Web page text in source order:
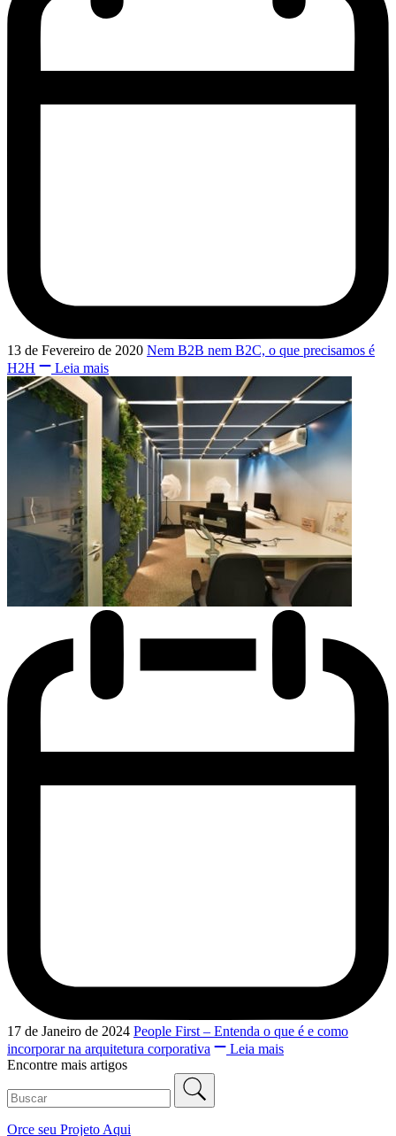
13 de Fevereiro de 2020 Nem B2B nem B2C, o que precisamos é
H2H
Leia mais
17 de Janeiro de 2024 People First – Entenda o que é e como
incorporar na arquitetura corporativa
Leia mais
Encontre mais artigos
Orce seu Projeto Aqui